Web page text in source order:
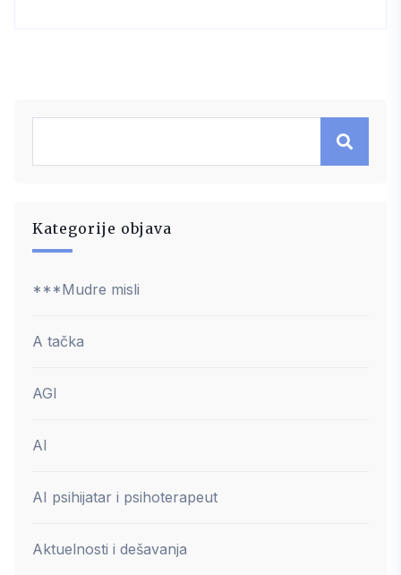
Kategorije objava
***Mudre misli
A tačka
AGI
AI
AI psihijatar i psihoterapeut
Aktuelnosti i dešavanja